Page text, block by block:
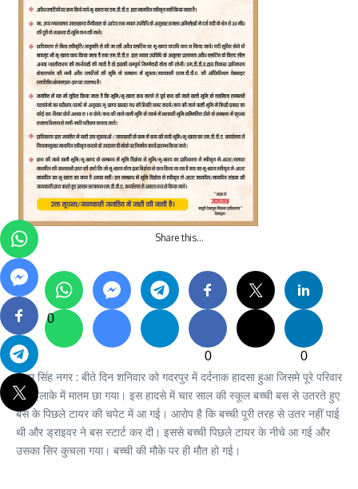
0
Share this…
0
0
उधम सिंह नगर : बीते दिन शनिवार को गदरपुर में दर्दनाक हादसा हुआ जिसमे पूरे परिवार
और इलाके में मातम छा गया। इस हादसे में चार साल की स्कूल बच्ची बस से उतरते हुए
बस के पिछले टायर की चपेट में आ गई। आरोप है कि बच्ची पूरी तरह से उतर नहीं पाई
थी और ड्राइवर ने बस स्टार्ट कर दी। इससे बच्ची पिछले टायर के नीचे आ गई और
उसका सिर कुचला गया। बच्ची की मौके पर ही मौत हो गई।